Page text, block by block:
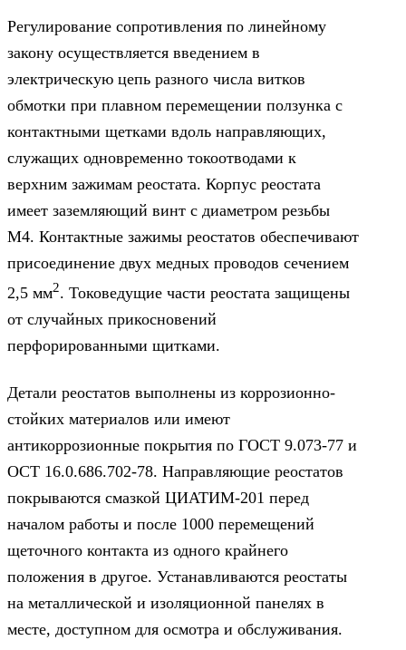
Регулирование сопротивления по линейному
закону осуществляется введением в
электрическую цепь разного числа витков
обмотки при плавном перемещении ползунка с
контактными щетками вдоль направляющих,
служащих одновременно токоотводами к
верхним зажимам реостата. Корпус реостата
имеет заземляющий винт с диаметром резьбы
М4. Контактные зажимы реостатов обеспечивают
присоединение двух медных проводов сечением
2,5 мм2. Токоведущие части реостата защищены
от случайных прикосновений
перфорированными щитками.
Детали реостатов выполнены из коррозионно-
стойких материалов или имеют
антикоррозионные покрытия по ГОСТ 9.073-77 и
ОСТ 16.0.686.702-78. Направляющие реостатов
покрываются смазкой ЦИАТИМ-201 перед
началом работы и после 1000 перемещений
щеточного контакта из одного крайнего
положения в другое. Устанавливаются реостаты
на металлической и изоляционной панелях в
месте, доступном для осмотра и обслуживания.